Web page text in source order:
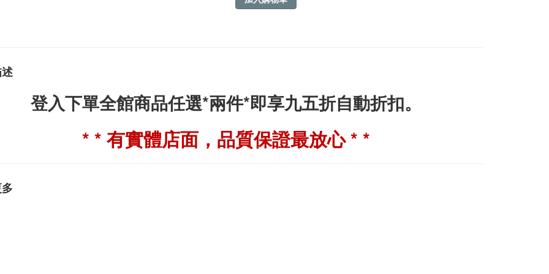
登入下單全館商品任選*兩件*即享九五折自動折扣。
* * 有實體店面，品質保證最放心 * *